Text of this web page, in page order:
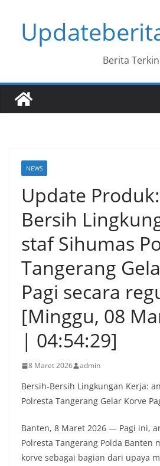
content
Berita
NEWS
Update
Bersih
staf Sihumas
Tangerang
Pagi secara
[Minggu, 08
| 04:54:29]
8 Maret 2026 admin
Bersih-Bersih Lingkungan Kerja:
Polresta Tangerang Gelar Korve
Banten, 8 Maret 2026 — Pagi ini,
Polresta Tangerang Polda Banten
korve sebagai bagian dari upaya